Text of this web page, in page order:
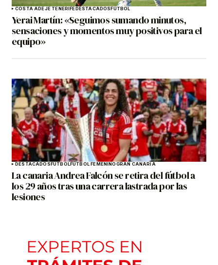
COSTA ADEJE TENERIFE DESTACADOS FÚTBOL
Yerai Martín: «Seguimos sumando minutos,
sensaciones y momentos muy positivos para el
equipo»
DESTACADOS FÚTBOLFÚTBOL FEMENINOGRAN CANARIA
La canaria Andrea Falcón se retira del fútbol a
los 29 años tras una carrera lastrada por las
lesiones